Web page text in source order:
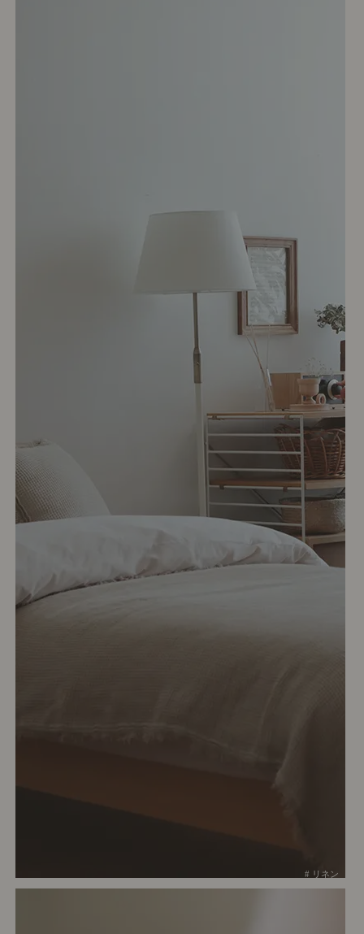
# リネン